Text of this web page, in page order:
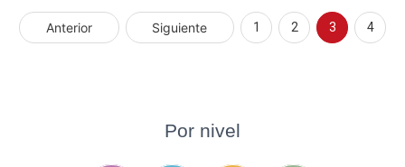
Anterior Siguiente 1 2 3 4
Por nivel